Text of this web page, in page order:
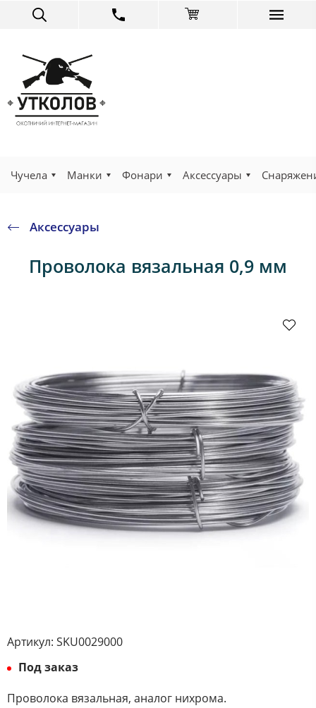
Чучела Манки Фонари Аксессуары
Аксессуары
Проволока вязальная 0,9 мм
Артикул: SKU0029000
Под заказ
Проволока вязальная, аналог нихрома.